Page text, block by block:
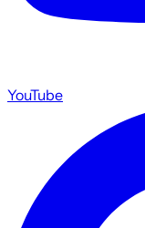
YouTube